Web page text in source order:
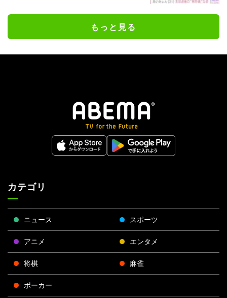
もっと見る
カテゴリ
ニュース スポーツ
アニメ エンタメ
将棋 麻雀
ポーカー